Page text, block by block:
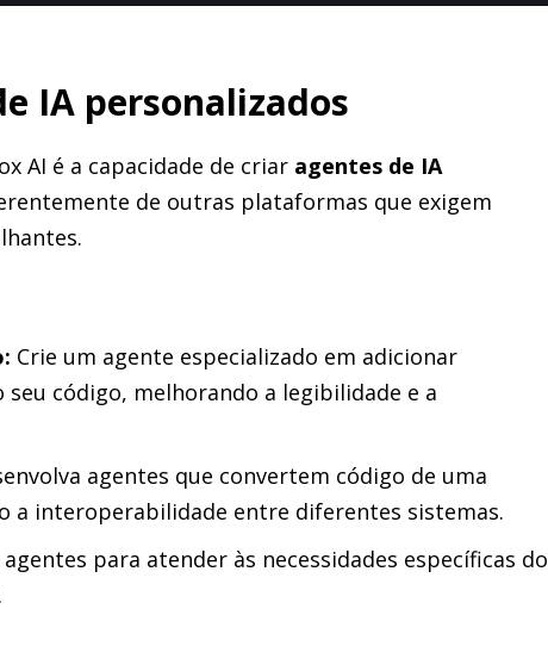
IA personalizados
AI é a capacidade de criar agentes de IA
de outras plataformas que exigem
Crie um agente especializado em adicionar
código, melhorando a legibilidade e a
agentes que convertem código de uma
a interoperabilidade entre diferentes sistemas.
para atender às necessidades específicas do